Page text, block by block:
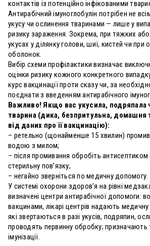
контактів із потенційно інфікованими
Антирабічний імуноглобулін потрібен не
укусу чи ослинення тваринами — лише у
ризику зараження. Зокрема, при тяжких
укусах у ділянку голови, шиї, кистей чи при
оболонок.
Вибір схеми профілактики визначає
оцінки ризику кожного конкретного
курс вакцинації проти сказу чи, за
поєднати з введенням антирабічного
Важливо! Якщо вас укусила, подряпала
тварина (дика, безпритульна, домашня
від даних про її вакцинацію):
– ретельно (щонайменше 15 хвилин)
водою з милом;
– після промивання обробіть антисептиком
стерильну пов’язку;
– негайно зверніться по медичну допомогу.
У системі охорони здоров’я на рівні
визначені центри антирабічної допомоги:
вакцинами, лікарі центрів надають
які звертаються в разі укусів, подряпин,
проводять первинну обробку; призначають
імунізації.